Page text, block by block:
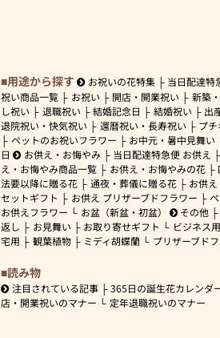
用途から探す お祝いの花特集 当日配達特
祝い商品一覧
お祝い 開店・開業祝い
新築
し祝い
退職祝い 結婚記念日 結婚祝い
出
退院祝い・快気祝い
還暦祝い・長寿祝い
プチ
ペットのお祝いフラワー
お中元・暑中見舞い
日
お供え・お悔やみ 当日配達特急便 お供え
え・お悔やみ商品一覧
お供え・お悔やみの花
法要以降に贈る花
通夜・葬儀に贈る花
お供え
セットギフト
お供え プリザーブドフラワー
お供えフラワー
お盆（新盆・初盆） その他
返し
お見舞い お取り寄せギフト ビジネス用
宅用
観葉植物 ミディ胡蝶蘭 プリザーブド
読み物
注目されている記事 365日の誕生花カレンダ
店・開業祝いのマナー
定年退職祝いのマナー